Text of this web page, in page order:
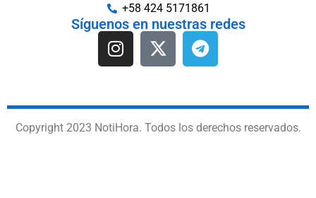
+58 424 5171861
Síguenos en nuestras redes
Copyright 2023 NotiHora. Todos los derechos reservados.